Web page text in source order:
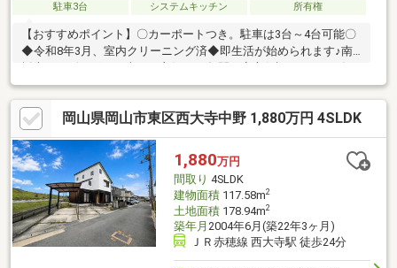
駐車3台
システムキッチン 所有権
【おすすめポイント】〇カーポートつき。駐車は3台～4台可能〇
◆令和8年3月、室内クリーニング済◆即生活が始められます♪南
グは広々約17帖です♪・コンロ新品交換済♪・南向きバルコニーで
日当たり良好【周辺環境】・ザグザグ西大寺店まで徒歩約7分・ニ
シナフードバスケット西大寺店まで徒歩約10分・セブンイレブン
岡山西大寺松崎店まで徒歩約10分・芥子山小学校まで徒歩約13分
〇お問い合わせ〇見学希望、詳細気になる方は下記まで♪ばんな不
動産 086-201-3488
岡山県岡山市東区西大寺中野 1,880万円 4SLDK
1,880万円
間取り 4SLDK
建物面積117.58m2
土地面積178.94m2
築年月 2004年6月(築22年3ヶ月)
ＪＲ赤穂線 西大寺駅 徒歩24分